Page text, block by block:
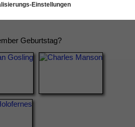
Geburtstag?
Einstellungen